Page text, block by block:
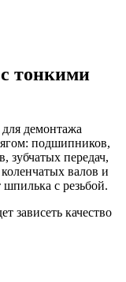
тонкими
демонтажа
подшипников,
зубчатых передач,
валов и
с резьбой.
зависеть качество